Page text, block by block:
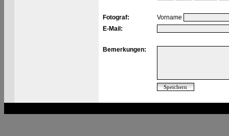
Fotograf:
Vorname
E-Mail:
Bemerkungen: